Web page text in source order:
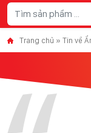
Skip to content
Trang chủ » Tin về